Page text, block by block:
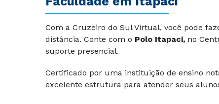
Com a Cruzeiro do Sul Virtual, você pode
distância. Conte com o Polo Itapaci, no
suporte presencial.
Certificado por uma instituição de ensino
excelente estrutura para atender seus